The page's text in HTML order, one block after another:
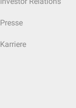
Presse
Karriere